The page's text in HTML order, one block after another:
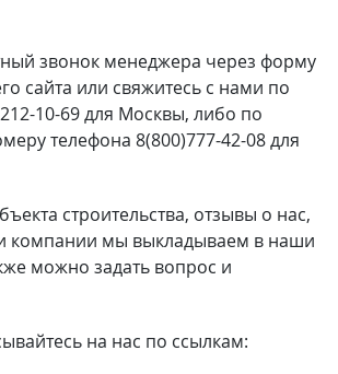
звонок менеджера через форму
сайта или свяжитесь с нами по
10-69 для Москвы, либо по
телефона 8(800)777-42-08 для
строительства, отзывы о нас,
компании мы выкладываем в наши
можно задать вопрос и
на нас по ссылкам: